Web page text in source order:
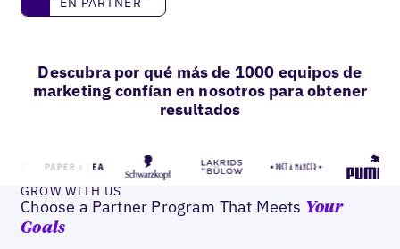
Descubra por qué más de 1000 equipos de
marketing confían en nosotros para obtener
resultados
GROW WITH US
Choose a Partner Program That Meets Your
Goals